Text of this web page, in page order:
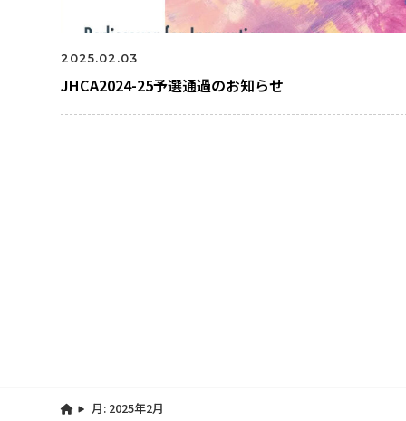
2025.02.03
JHCA2024-25予選通過のお知らせ
月: 2025年2月